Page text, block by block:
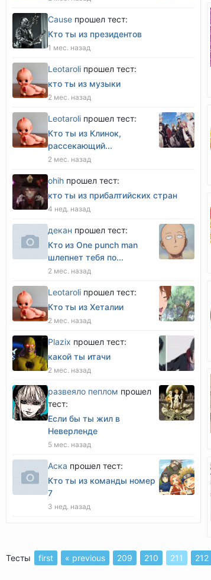
Cause прошел тест:
Кто ты из президентов
1 мес. назад
Leotaroli прошел тест:
кто ты из музыки
2 мес. назад
Leotaroli прошел тест:
Кто ты из Клинок,
рассекающий...
2 мес. назад
оhih прошел тест:
кто ты из прибалтийских стран
4 нед. назад
декан прошел тест:
Кто из One punch man
шлепнет тебя по...
2 мес. назад
Leotaroli прошел тест:
Кто ты из Хеталии
2 мес. назад
Plazix прошел тест:
какой ты итачи
2 мес. назад
развеяло пеплом прошел
тест:
Если бы ты жил в
Неверленде
5 мес. назад
Аска прошел тест:
Кто ты из команды номер
7
3 нед. назад
Тесты first « previous 209 210 211 212